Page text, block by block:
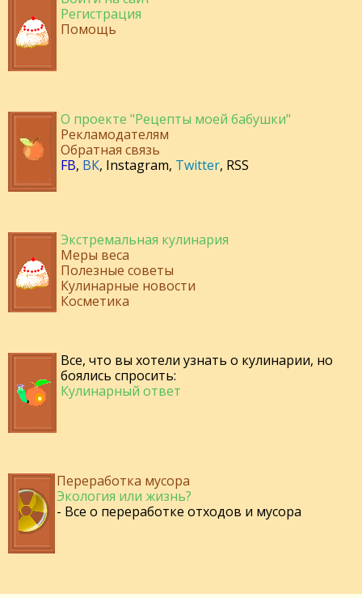
Регистрация
Помощь
О проекте "Рецепты моей бабушки"
Рекламодателям
Обратная связь
FB, ВК, Instagram, Twitter, RSS
Экстремальная кулинария
Меры веса
Полезные советы
Кулинарные новости
Косметика
Все, что вы хотели узнать о кулинарии, но
боялись спросить:
Кулинарный ответ
Переработка мусора
Экология или жизнь?
- Все о переработке отходов и мусора